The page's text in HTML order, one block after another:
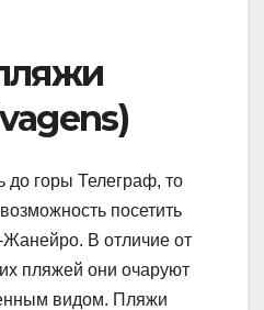
до горы Телеграф, то
посетить
В отличие от
пляжей они очаруют
видом. Пляжи